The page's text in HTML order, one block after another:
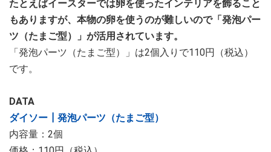
たとえばイースターでは卵を使ったインテリアを飾ること
もありますが、本物の卵を使うのが難しいので「発泡パー
ツ（たまご型）」が活用されています。
「発泡パーツ（たまご型）」は2個入りで110円（税込）
です。
DATA
ダイソー┃発泡パーツ（たまご型）
内容量：2個